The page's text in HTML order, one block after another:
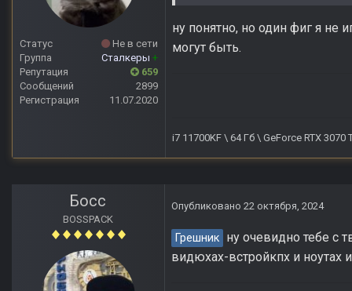
Статус
Не в сети
Группа
Сталкеры +
Репутация
659
Сообщений
2899
Регистрация
11.07.2020
ну понятно, но один фиг я не
могут быть.
i7 11700KF \ 64 Гб \ GeForce RTX
Босс
BOSSPACK
Опубликовано 22 октября, 2024
Грешник ну очевидно тебе с
видюхах-встройкпх и ноутах